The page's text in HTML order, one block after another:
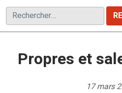
Rechercher :
Propres et
17 mars